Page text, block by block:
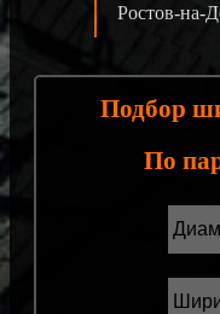
Ростов-на-
Подбор
По